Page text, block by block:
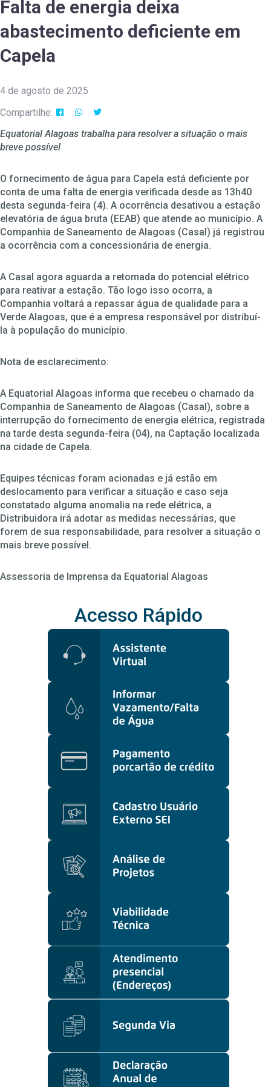
Falta de energia deixa
abastecimento deficiente em
Capela
4 de agosto de 2025
Compartilhe:
Equatorial Alagoas trabalha para resolver a situação o mais
breve possível
O fornecimento de água para Capela está deficiente por
conta de uma falta de energia verificada desde as 13h40
desta segunda-feira (4). A ocorrência desativou a estação
elevatória de água bruta (EEAB) que atende ao município. A
Companhia de Saneamento de Alagoas (Casal) já registrou
a ocorrência com a concessionária de energia.
A Casal agora aguarda a retomada do potencial elétrico
para reativar a estação. Tão logo isso ocorra, a
Companhia voltará a repassar água de qualidade para a
Verde Alagoas, que é a empresa responsável por distribuí-
la à população do município.
Nota de esclarecimento:
A Equatorial Alagoas informa que recebeu o chamado da
Companhia de Saneamento de Alagoas (Casal), sobre a
interrupção do fornecimento de energia elétrica, registrada
na tarde desta segunda-feira (04), na Captação localizada
na cidade de Capela.
Equipes técnicas foram acionadas e já estão em
deslocamento para verificar a situação e caso seja
constatado alguma anomalia na rede elétrica, a
Distribuidora irá adotar as medidas necessárias, que
forem de sua responsabilidade, para resolver a situação o
mais breve possível.
Assessoria de Imprensa da Equatorial Alagoas
Acesso Rápido